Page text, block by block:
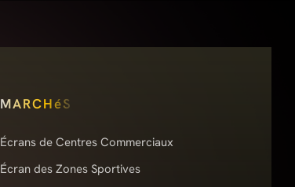
MARCHéS
Écrans de Centres Commerciaux
Écran des Zones Sportives